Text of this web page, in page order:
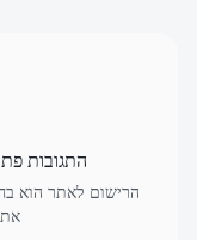
התגובות
הרישום לאתר הוא